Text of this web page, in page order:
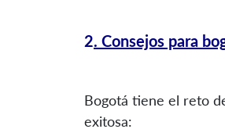
2. Consejos para
Bogotá tiene el reto
exitosa: